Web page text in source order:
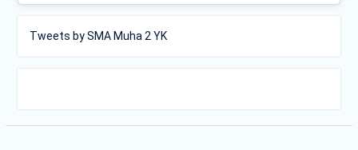
Tweets by SMA Muha 2 YK